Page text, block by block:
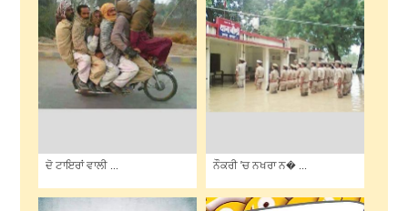
ਦੋ ਟਾਇਰਾਂ ਵਾਲੀ ... ਨੌਕਰੀ 'ਚ ਨਖਰਾ ਨ� ...